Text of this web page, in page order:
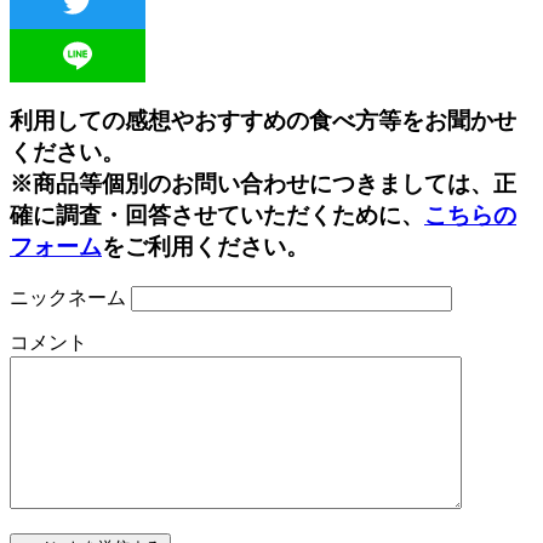
利用しての感想やおすすめの食べ方等をお聞かせ
ください。
※商品等個別のお問い合わせにつきましては、正
確に調査・回答させていただくために、 こちらの
フォームをご利用ください。
ニックネーム
コメント